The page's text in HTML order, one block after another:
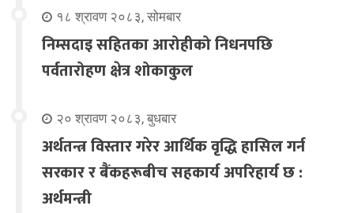
१८ श्रावण २०८३, सोमबार
निम्सदाइ सहितका आरोहीको निधनपछि
पर्वतारोहण क्षेत्र शोकाकुल
२० श्रावण २०८३, बुधबार
अर्थतन्त्र विस्तार गरेर आर्थिक वृद्धि हासिल गर्न
सरकार र बैंकहरूबीच सहकार्य अपरिहार्य छ :
अर्थमन्त्री